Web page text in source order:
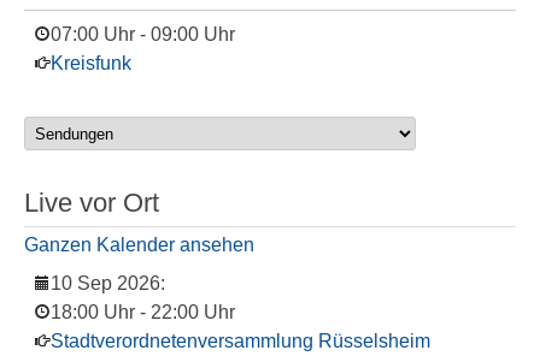
07:00 Uhr - 09:00 Uhr
Kreisfunk
Live vor Ort
Ganzen Kalender ansehen
10 Sep 2026:
18:00 Uhr - 22:00 Uhr
Stadtverordnetenversammlung Rüsselsheim